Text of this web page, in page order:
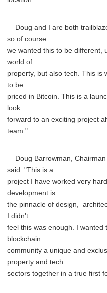
Doug and I are both
so of course
we wanted this to be different,
world of
property, but also tech. This is
to be
priced in Bitcoin. This is a
look
forward to an exciting project
team."
Doug Barrowman, Chairman
said: "This is a
project I have worked very
development is
the pinnacle of design,
I didn't
feel this was enough. I wanted
blockchain
community a unique and
property and tech
sectors together in a true first